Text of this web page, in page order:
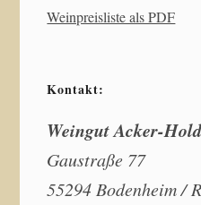
Weinpreisliste als PDF
Kontakt:
Weingut Acker-
Gaustraße 77
55294 Bodenheim /